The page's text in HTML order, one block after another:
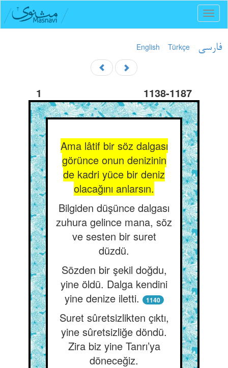
English Türkçe فارسی
1 1138-1187
Ama lâtif bir söz dalgası
görünce onun denizinin
de kadri yüce bir deniz
olacağını anlarsın.
Bilgiden düşünce dalgası
zuhura gelince mana, söz
ve sesten bir suret
düzdü.
Sözden bir şekil doğdu,
yine öldü. Dalga kendini
yine denize iletti.
1140
Suret sûretsizlikten çıktı,
yine sûretsizliğe döndü.
Zira biz yine Tanrı’ya
döneceğiz.